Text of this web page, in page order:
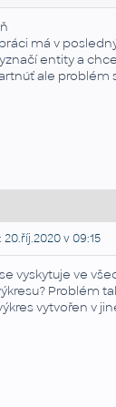
má v
entity a
ale problém
v 09:15
vyskytuje ve
Problém
vytvořen v